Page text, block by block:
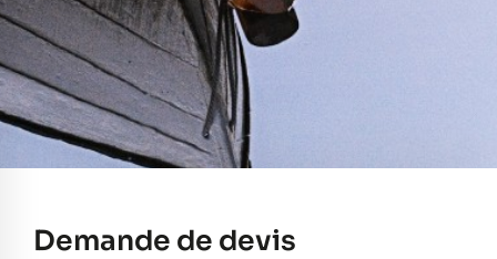
Demande de devis